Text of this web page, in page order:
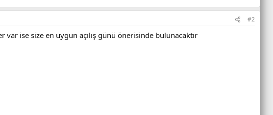
#2
ise size en uygun açılış günü önerisinde bulunacaktır